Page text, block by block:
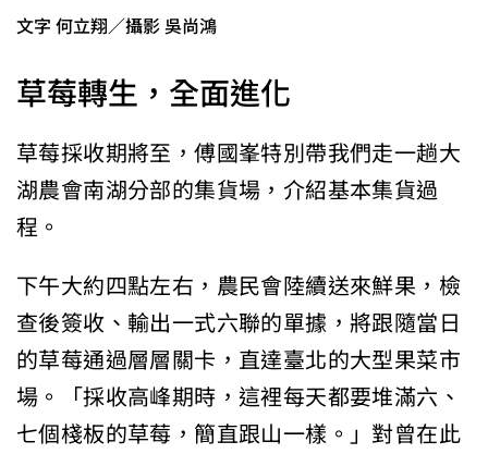
文字 何立翔／攝影 吳尚鴻
草莓轉生，全面進化
草莓採收期將至，傅國峯特別帶我們走一趟大
湖農會南湖分部的集貨場，介紹基本集貨過
程。
下午大約四點左右，農民會陸續送來鮮果，檢
查後簽收、輸出一式六聯的單據，將跟隨當日
的草莓通過層層關卡，直達臺北的大型果菜市
場。「採收高峰期時，這裡每天都要堆滿六、
七個棧板的草莓，簡直跟山一樣。」對曾在此